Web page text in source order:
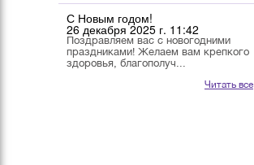
С Новым годом!
26 декабря 2025 г. 11:42
Поздравляем вас с новогодними
праздниками! Желаем вам крепкого
здоровья, благополуч...
Читать все